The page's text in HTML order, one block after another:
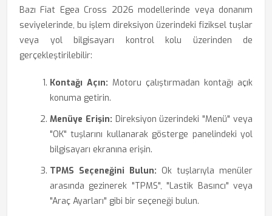
Bazı Fiat Egea Cross 2026 modellerinde veya donanım
seviyelerinde, bu işlem direksiyon üzerindeki fiziksel tuşlar
veya yol bilgisayarı kontrol kolu üzerinden de
gerçekleştirilebilir:
Kontağı Açın: Motoru çalıştırmadan kontağı açık
konuma getirin.
Menüye Erişin: Direksiyon üzerindeki "Menü" veya
"OK" tuşlarını kullanarak gösterge panelindeki yol
bilgisayarı ekranına erişin.
TPMS Seçeneğini Bulun: Ok tuşlarıyla menüler
arasında gezinerek "TPMS", "Lastik Basıncı" veya
"Araç Ayarları" gibi bir seçeneği bulun.